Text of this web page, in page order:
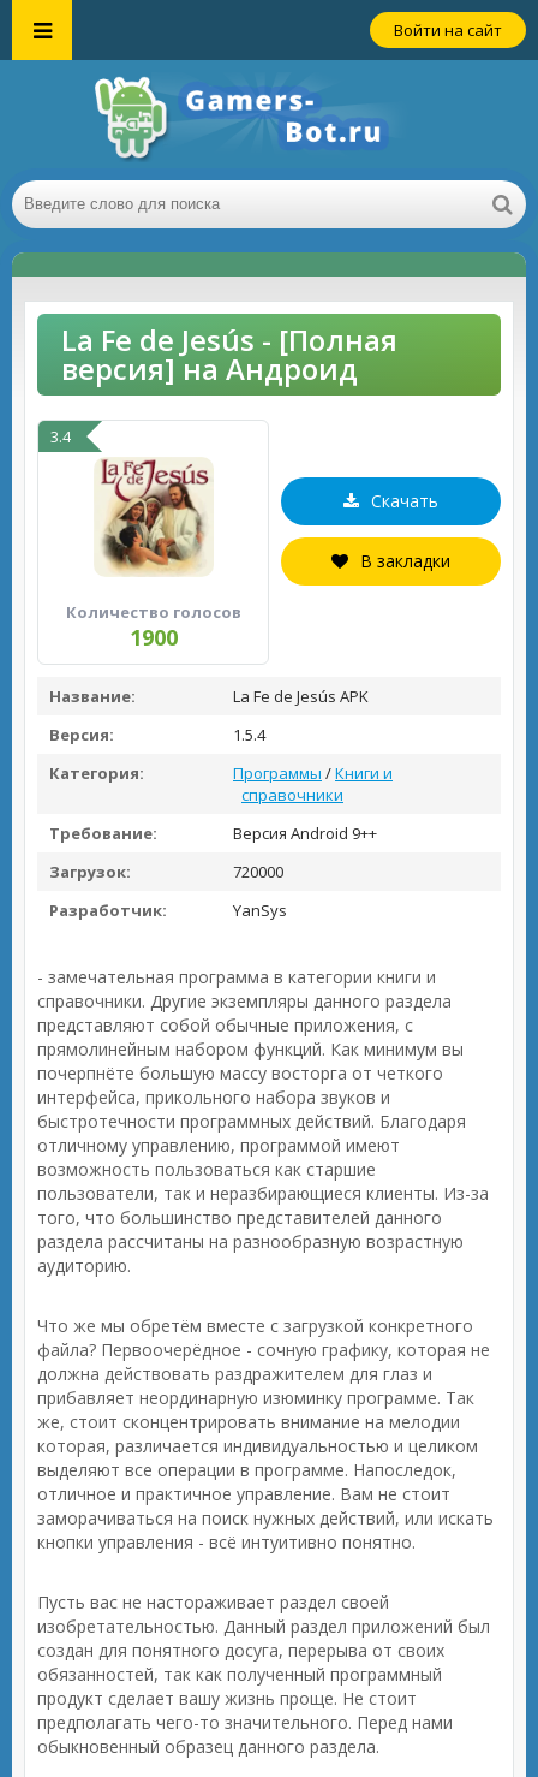
Войти на сайт
La Fe de Jesús - [Полная
версия] на Андроид
3.4
Количество голосов
1900
Скачать
В закладки
Название:
La Fe de Jesús APK
Версия:
1.5.4
Категория:
Программы /Книги и
справочники
Требование:
Версия Android 9++
Загрузок:
720000
Разработчик:
YanSys
- замечательная программа в категории книги и
справочники. Другие экземпляры данного раздела
представляют собой обычные приложения, с
прямолинейным набором функций. Как минимум вы
почерпнёте большую массу восторга от четкого
интерфейса, прикольного набора звуков и
быстротечности программных действий. Благодаря
отличному управлению, программой имеют
возможность пользоваться как старшие
пользователи, так и неразбирающиеся клиенты. Из-за
того, что большинство представителей данного
раздела рассчитаны на разнообразную возрастную
аудиторию.
Что же мы обретём вместе с загрузкой конкретного
файла? Первоочерёдное - сочную графику, которая не
должна действовать раздражителем для глаз и
прибавляет неординарную изюминку программе. Так
же, стоит сконцентрировать внимание на мелодии
которая, различается индивидуальностью и целиком
выделяют все операции в программе. Напоследок,
отличное и практичное управление. Вам не стоит
заморачиваться на поиск нужных действий, или искать
кнопки управления - всё интуитивно понятно.
Пусть вас не настораживает раздел своей
изобретательностью. Данный раздел приложений был
создан для понятного досуга, перерыва от своих
обязанностей, так как полученный программный
продукт сделает вашу жизнь проще. Не стоит
предполагать чего-то значительного. Перед нами
обыкновенный образец данного раздела.